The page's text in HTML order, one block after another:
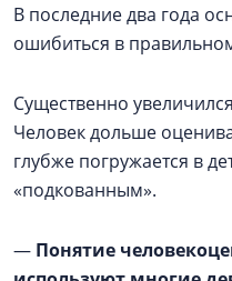
В последние два года
ошибиться в
Существенно
Человек дольше
глубже погружается в
«подкованным».
— Понятие